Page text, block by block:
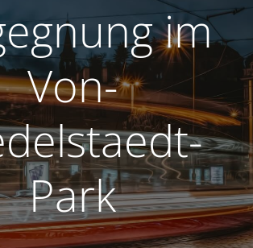
im
Von-
Park